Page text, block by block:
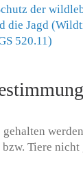
der
die Jagd
520.11)
Tiere